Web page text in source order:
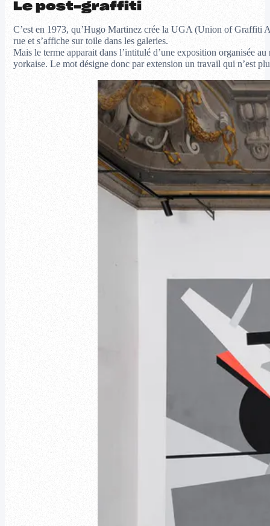
Le post-graffiti
C’est en 1973, qu’Hugo Martinez crée la UGA (Union of Graffiti
rue et s’affiche sur toile dans les galeries.
Mais le terme apparait dans l’intitulé d’une exposition organisée
yorkaise. Le mot désigne donc par extension un travail qui n’est